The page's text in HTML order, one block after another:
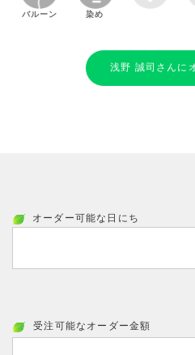
バルーン 染め
浅野 誠司さんに
オーダー可能な日にち
受注可能なオーダー金額